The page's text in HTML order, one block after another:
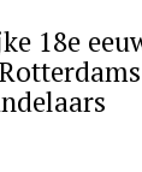
18e